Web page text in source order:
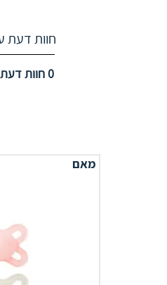
חוות דעת
0חוות דעת
מאם